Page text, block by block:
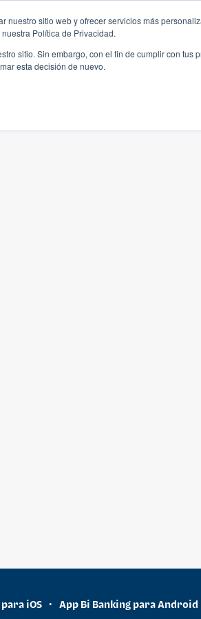
sitio web y ofrecer servicios más
Política de Privacidad.
sitio. Sin embargo, con el fin de cumplir con tus
esta decisión de nuevo.
iOS • App Bi Banking para Android